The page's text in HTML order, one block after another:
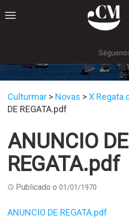
Toggle
ANUNCIO DE
Culturmar > Novas >X Regata
DE REGATA.pdf
ANUNCIO DE
REGATA.pdf
Publicado o 01/01/1970
ANUNCIO DE REGATA.pdf